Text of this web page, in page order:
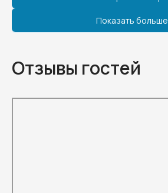
Показать больше
Отзывы гостей